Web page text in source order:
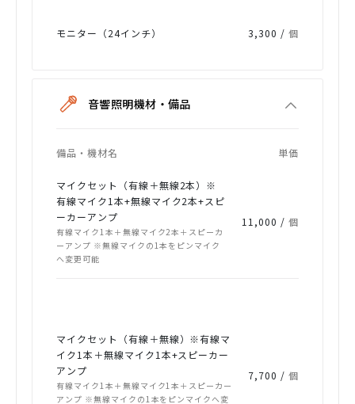
モニター（24インチ） 3,300 /個
音響照明機材・備品
備品・機材名 単価
マイクセット（有線＋無線2本）※
有線マイク1本+無線マイク2本+スピ
ーカーアンプ
有線マイク1本＋無線マイク2本＋スピーカ
ーアンプ ※無線マイクの1本をピンマイク
へ変更可能
11,000 /個
マイクセット（有線＋無線）※有線マ
イク1本＋無線マイク1本+スピーカー
アンプ
有線マイク1本＋無線マイク1本＋スピーカー
アンプ ※無線マイクの1本をピンマイクへ変
7,700 /個